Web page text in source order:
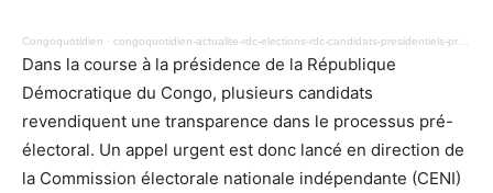
Congoquotidien · congoquotidien-actualite-rdc-elections-rdc-candidats-presidentiels-pression-ceni-concertation-katanga-politics-news-13.mp3
Dans la course à la présidence de la République
Démocratique du Congo, plusieurs candidats
revendiquent une transparence dans le processus pré-
électoral. Un appel urgent est donc lancé en direction de
la Commission électorale nationale indépendante (CENI)